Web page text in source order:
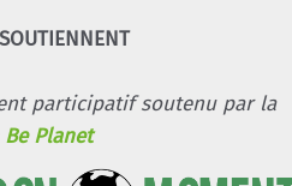
participatif soutenu par la
Be Planet